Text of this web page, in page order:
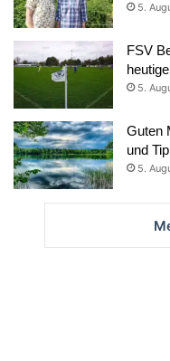
5.
FSV
5.
Guten
und
5.